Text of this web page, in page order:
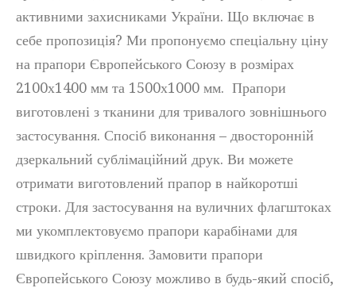
активними захисниками України. Що включає в
себе пропозиція? Ми пропонуємо спеціальну ціну
на прапори Європейського Союзу в розмірах
2100х1400 мм та 1500х1000 мм. Прапори
виготовлені з тканини для тривалого зовнішнього
застосування. Спосіб виконання – двосторонній
дзеркальний сублімаційний друк. Ви можете
отримати виготовлений прапор в найкоротші
строки. Для застосування на вуличних флагштоках
ми укомплектовуємо прапори карабінами для
швидкого кріплення. Замовити прапори
Європейського Союзу можливо в будь-який спосіб,